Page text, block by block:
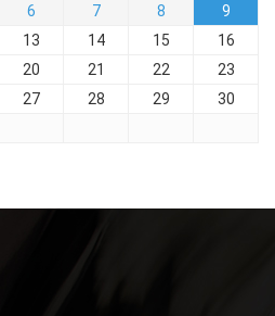
6 7 8
9
13 14 15
16
20 21 22
23
27 28 29
30